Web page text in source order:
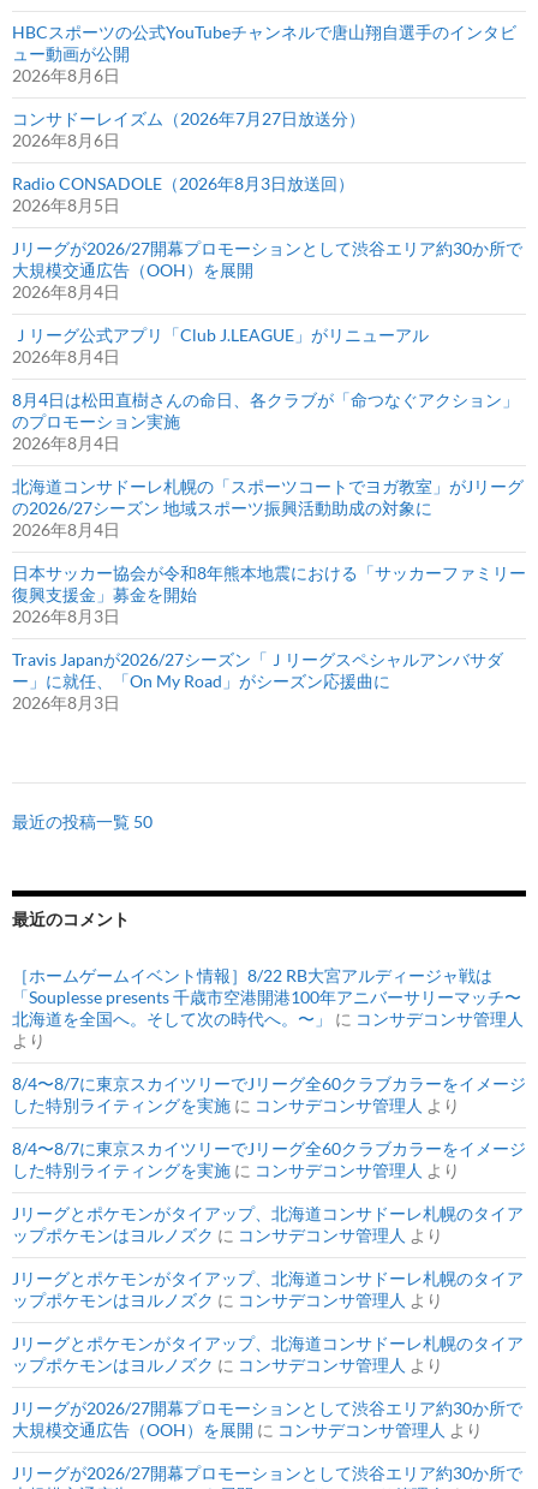
HBCスポーツの公式YouTubeチャンネルで唐山翔自選手のインタビ
ュー動画が公開
2026年8月6日
コンサドーレイズム（2026年7月27日放送分）
2026年8月6日
Radio CONSADOLE（2026年8月3日放送回）
2026年8月5日
Jリーグが2026/27開幕プロモーションとして渋谷エリア約30か所で
大規模交通広告（OOH）を展開
2026年8月4日
Ｊリーグ公式アプリ「Club J.LEAGUE」がリニューアル
2026年8月4日
8月4日は松田直樹さんの命日、各クラブが「命つなぐアクション」
のプロモーション実施
2026年8月4日
北海道コンサドーレ札幌の「スポーツコートでヨガ教室」がJリーグ
の2026/27シーズン 地域スポーツ振興活動助成の対象に
2026年8月4日
日本サッカー協会が令和8年熊本地震における「サッカーファミリー
復興支援金」募金を開始
2026年8月3日
Travis Japanが2026/27シーズン「Ｊリーグスペシャルアンバサダ
ー」に就任、「On My Road」がシーズン応援曲に
2026年8月3日
最近の投稿一覧 50
最近のコメント
［ホームゲームイベント情報］8/22 RB大宮アルディージャ戦は
「Souplesse presents 千歳市空港開港100年アニバーサリーマッチ〜
北海道を全国へ。そして次の時代へ。〜」
に コンサデコンサ管理人
より
8/4〜8/7に東京スカイツリーでJリーグ全60クラブカラーをイメージ
した特別ライティングを実施 に コンサデコンサ管理人 より
8/4〜8/7に東京スカイツリーでJリーグ全60クラブカラーをイメージ
した特別ライティングを実施 に コンサデコンサ管理人 より
Jリーグとポケモンがタイアップ、北海道コンサドーレ札幌のタイア
ップポケモンはヨルノズク に コンサデコンサ管理人 より
Jリーグとポケモンがタイアップ、北海道コンサドーレ札幌のタイア
ップポケモンはヨルノズク に コンサデコンサ管理人 より
Jリーグとポケモンがタイアップ、北海道コンサドーレ札幌のタイア
ップポケモンはヨルノズク に コンサデコンサ管理人 より
Jリーグが2026/27開幕プロモーションとして渋谷エリア約30か所で
大規模交通広告（OOH）を展開 に コンサデコンサ管理人 より
Jリーグが2026/27開幕プロモーションとして渋谷エリア約30か所で